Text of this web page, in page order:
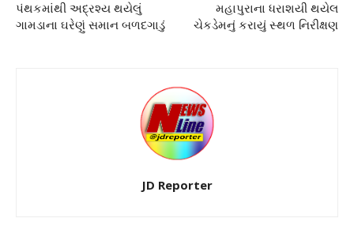
પંથકમાંથી અદ્રશ્ય થયેલું
ગામડાના ઘરેણું સમાન બળદગાડું
મહાપુરાના ધરાશયી થયેલ
ચેકડેમનું કરાયું સ્થળ નિરીક્ષણ
JD Reporter